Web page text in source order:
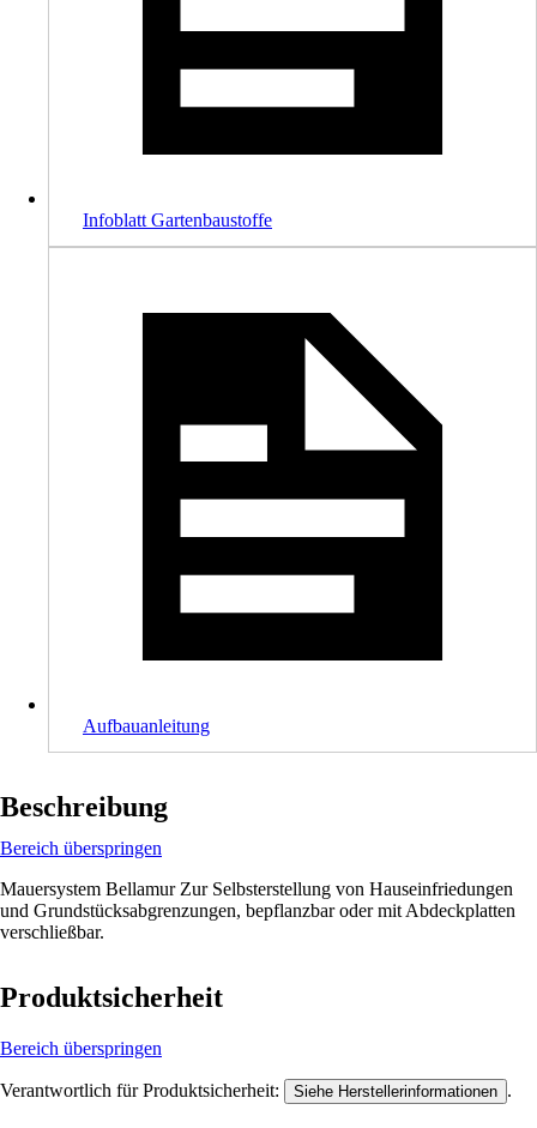
Infoblatt Gartenbaustoffe
Aufbauanleitung
Beschreibung
Bereich überspringen
Mauersystem Bellamur Zur Selbsterstellung von Hauseinfriedungen
und Grundstücksabgrenzungen, bepflanzbar oder mit Abdeckplatten
verschließbar.
Produktsicherheit
Bereich überspringen
Verantwortlich für Produktsicherheit: Siehe Herstellerinformationen .